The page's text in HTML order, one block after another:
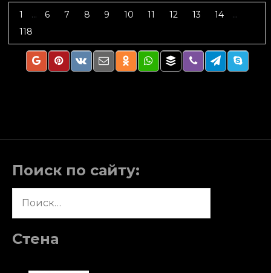
1 ... 6 7 8 9 10 11 12 13 14
...
118
Поиск по сайту:
Стена